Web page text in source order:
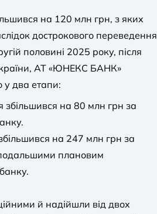
на 120 млн грн, з яких
дострокового переведення
половині 2025 року, після
АТ «ЮНЕКС БАНК»
два етапи:
збільшився на 80 млн грн за
на 247 млн грн за
плановим
й надійшли від двох